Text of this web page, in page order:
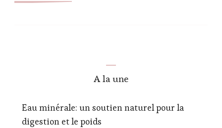
A la une
Eau minérale: un soutien naturel pour la
digestion et le poids